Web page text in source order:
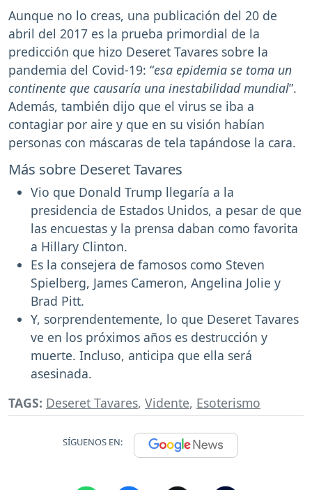
Aunque no lo creas, una publicación del 20 de
abril del 2017 es la prueba primordial de la
predicción que hizo Deseret Tavares sobre la
pandemia del Covid-19: “esa epidemia se toma un
continente que causaría una inestabilidad mundial”.
Además, también dijo que el virus se iba a
contagiar por aire y que en su visión habían
personas con máscaras de tela tapándose la cara.
Más sobre Deseret Tavares
Vio que Donald Trump llegaría a la
presidencia de Estados Unidos, a pesar de que
las encuestas y la prensa daban como favorita
a Hillary Clinton.
Es la consejera de famosos como Steven
Spielberg, James Cameron, Angelina Jolie y
Brad Pitt.
Y, sorprendentemente, lo que Deseret Tavares
ve en los próximos años es destrucción y
muerte. Incluso, anticipa que ella será
asesinada.
TAGS: Deseret Tavares, Vidente, Esoterismo
SÍGUENOS EN: